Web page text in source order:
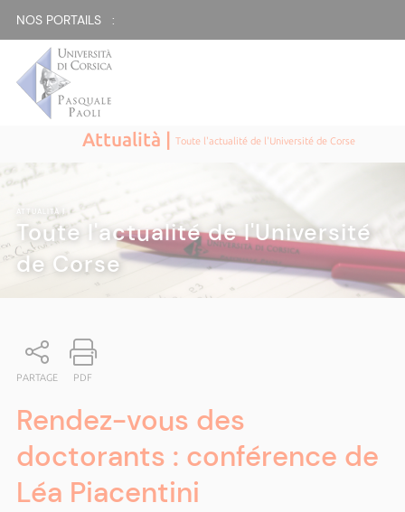
NOS PORTAILS :
Attualità |Toute l'actualité de l'Université de Corse
ATTUALITÀ|
Toute l'actualité de l'Université
de Corse
PARTAGE PDF
Rendez-vous des
doctorants : conférence de
Léa Piacentini